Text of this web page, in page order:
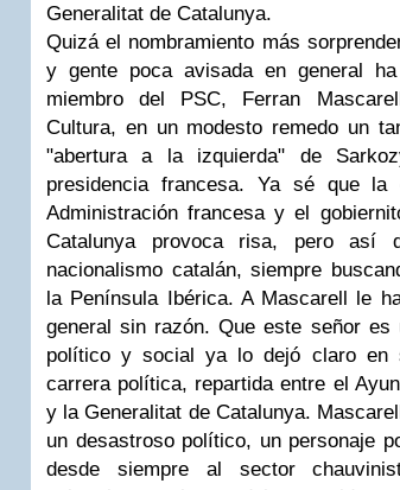
Generalitat de Catalunya.
Quizá el nombramiento más
y gente poca avisada en general
miembro del PSC, Ferran
Cultura, en un modesto remedo un
"abertura a la izquierda" de
presidencia francesa. Ya sé que la
Administración francesa y el
Catalunya provoca risa, pero así
nacionalismo catalán, siempre
la Península Ibérica. A Mascarell le
general sin razón. Que este señor es
político y social ya lo dejó claro en
carrera política, repartida entre el
y la Generalitat de Catalunya.
un desastroso político, un personaje
desde siempre al sector